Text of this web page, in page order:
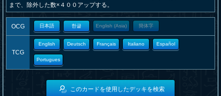
まで、除外した数×４００アップする。
OCG 日本語 한글 English (Asia) 簡体字
TCG
English Deutsch Français Italiano Español
Portugues
このカードを使用したデッキを検索